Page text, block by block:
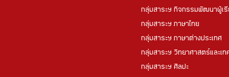
กลุ่มสาระฯ กิจกรรมพัฒนาผู้เรี
กลุ่มสาระฯ ภาษาไทย
กลุ่มสาระฯ ภาษาต่างประเทศ
กลุ่มสาระฯ วิทยาศาสตร์และเท
กลุ่มสาระฯ ศิลปะ